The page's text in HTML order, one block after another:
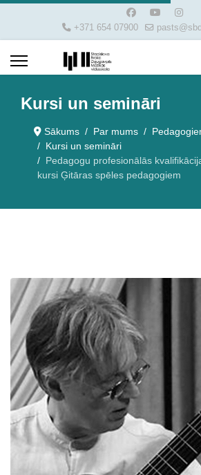
+371 654 07900
Kursi un semināri
Sākums Par mums
Kursi un semināri
Pedagogu profesionālās
kursi Ģitāras spēles pedagogiem